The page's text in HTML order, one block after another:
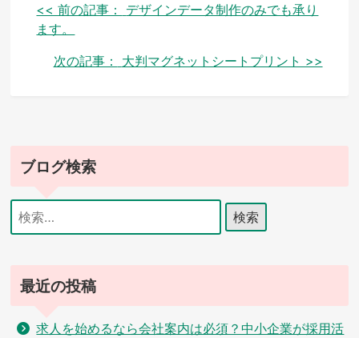
投
稿
ナ
ー
ョ
<< 前の記事：
デザインデータ制作のみでも承り
ます。
次の記事：
大判マグネットシートプリント >>
ブログ検索
検
索:
最近の投稿
求人を始めるなら会社案内は必須？中小企業が採用活